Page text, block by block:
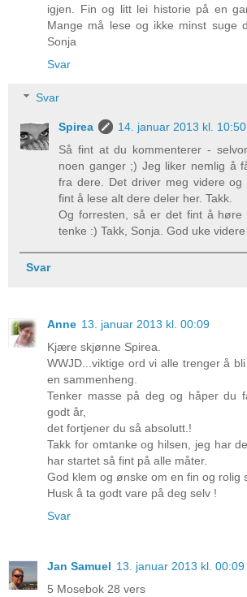
igjen. Fin og litt lei historie på en
Mange må lese og ikke minst suge
Sonja
Svar
Svar
Spirea
14. januar 2013 kl. 10:50
Så fint at du kommenterer -
noen ganger ;) Jeg liker nemlig å
fra dere. Det driver meg videre
fint å lese alt dere deler her. Takk.
Og forresten, så er det fint å
tenke :) Takk, Sonja. God uke
Svar
Anne 13. januar 2013 kl. 00:09
Kjære skjønne Spirea.
WWJD...viktige ord vi alle trenger å
en sammenheng.
Tenker masse på deg og håper du
godt år,
det fortjener du så absolutt.!
Takk for omtanke og hilsen, jeg har
har startet så fint på alle måter.
God klem og ønske om en fin og rolig
Husk å ta godt vare på deg selv !
Svar
Jan Samuel 13. januar 2013 kl. 00:09
5 Mosebok 28 vers